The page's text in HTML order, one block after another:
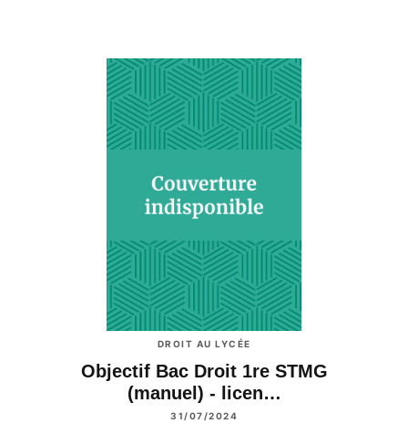
DROIT AU LYCÉE
Objectif Bac Droit 1re STMG
(manuel) - licen…
31/07/2024